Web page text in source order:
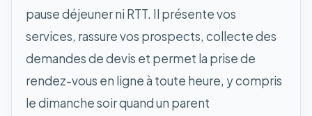
pause déjeuner ni RTT. Il présente vos
services, rassure vos prospects, collecte des
demandes de devis et permet la prise de
rendez-vous en ligne à toute heure, y compris
le dimanche soir quand un parent